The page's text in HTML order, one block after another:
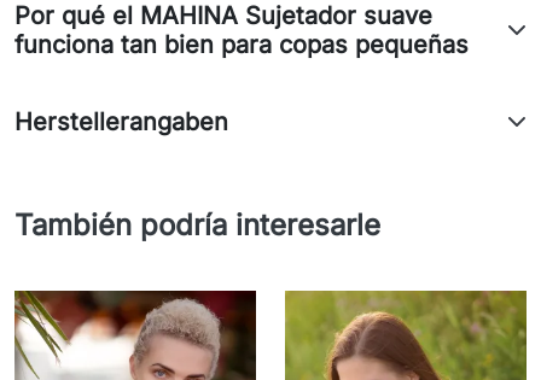
Por qué el MAHINA Sujetador suave
funciona tan bien para copas pequeñas
Herstellerangaben
También podría interesarle